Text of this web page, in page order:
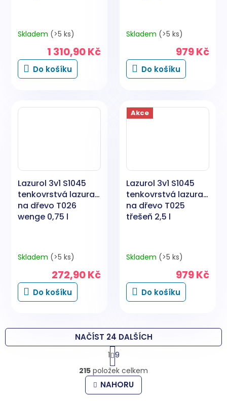
Skladem (>5 ks)
1 310,90 Kč
Do košíku
Skladem (>5 ks)
979 Kč
Do košíku
Lazurol 3v1 S1045
tenkovrstvá lazura
na dřevo T026
wenge 0,75 l
Skladem (>5 ks)
272,90 Kč
Do košíku
Akce
Lazurol 3v1 S1045
tenkovrstvá lazura
na dřevo T025
třešeň 2,5 l
Skladem (>5 ks)
979 Kč
Do košíku
O
v
l
á
NAČÍST 24 DALŠÍCH
S
t
r
á
n
k
1 9
215 položek celkem
NAHORU